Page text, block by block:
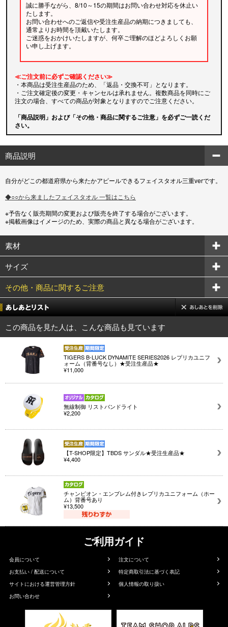
誠に勝手ながら、8/10～15の期間はお問い合わせ対応を休止い
たします。
お問い合わせへのご返信や受注生産品の納期につきましても、
通常よりお時間を頂戴いたします。
ご迷惑をおかけいたしますが、何卒ご理解のほどよろしくお願
い申し上げます。
≪ご注文前に必ずご確認ください≫
・本商品は受注生産品のため、「返品・交換不可」となります。
・ご注文確定後の変更・キャンセルは承れません。複数商品を同時にご
注文の場合、すべての商品が対象となりますのでご注意ください。
「商品説明」および「その他・商品に関するご注意」を必ずご一読くだ
さい。
商品説明
自分がどこの都道府県から来たかアピールできるフェイスタオル三重verです。
◆○○から来ましたフェイスタオル 一覧はこちら
※予告なく販売期間の変更および販売を終了する場合がございます。
※掲載画像はイメージのため、実際の商品と異なる場合がございます。
素材
サイズ
その他・商品に関するご注意
この商品を見た人は、こんな商品も見ています
TIGERS B-LUCK DYNAMITE SERIES2026 レプリカユニフ
ォーム（背番号なし）★受注生産品★
¥11,000
無線制御 リストバンドライト
¥2,200
【T-SHOP限定】TBDS サンダル★受注生産品★
¥4,400
チャンピオン・エンブレム付きレプリカユニフォーム（ホー
ム）背番号あり
¥13,500
ご利用ガイド
会員について
注文について
お支払い / 配送について
特定商取引法に基づく表記
サイトにおける運営管理方針
個人情報の取り扱い
お問い合わせ